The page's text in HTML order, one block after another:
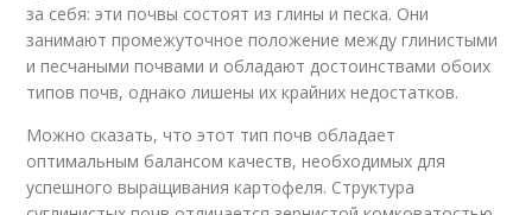
за себя: эти почвы состоят из глины и песка. Они
занимают промежуточное положение между глинистыми
и песчаными почвами и обладают достоинствами обоих
типов почв, однако лишены их крайних недостатков.
Можно сказать, что этот тип почв обладает
оптимальным балансом качеств, необходимых для
успешного выращивания картофеля. Структура